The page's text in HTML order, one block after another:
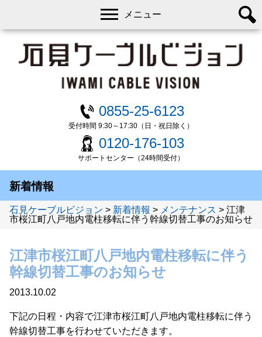
0855-25-6123
受付時間 9:30～17:30（日・祝日除く）
0120-176-103
サポートセンター（24時間受付）
メニュー
新着情報
石見ケーブルビジョン > 新着情報 > メンテナンス > 江津
市桜江町八戸地内電柱移転に伴う幹線切替工事のお知らせ
江津市桜江町八戸地内電柱移転に伴う
幹線切替工事のお知らせ
2013.10.02
下記の日程・内容で江津市桜江町八戸地内電柱移転に伴う
幹線切替工事を行わせていただきます。